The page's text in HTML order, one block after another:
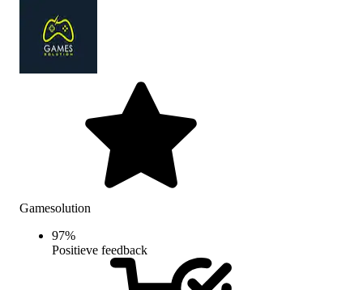
Gamesolution
97%
Positieve feedback